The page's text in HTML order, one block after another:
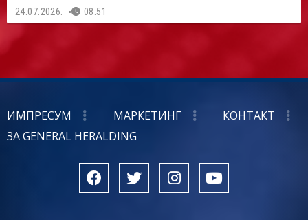
24.07.2026. 08:51
ИМПРЕСУМ МАРКЕТИНГ
КОНТАКТ
ЗА GENERAL HERALDING